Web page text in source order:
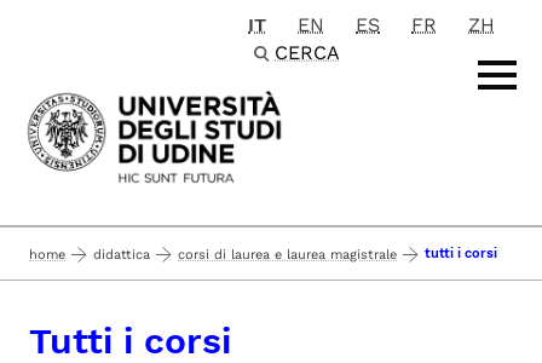
Passa al contenuto principale
IT EN ES FR
ZH
CERCA
home didattica corsi di laurea e laurea magistrale tutti i corsi
Tutti i corsi